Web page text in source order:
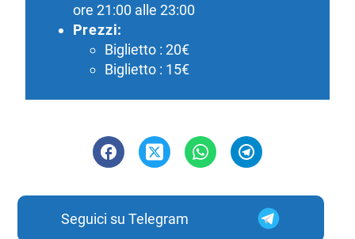
ore 21:00 alle 23:00
Prezzi:
Biglietto : 20€
Biglietto : 15€
Seguici su Telegram